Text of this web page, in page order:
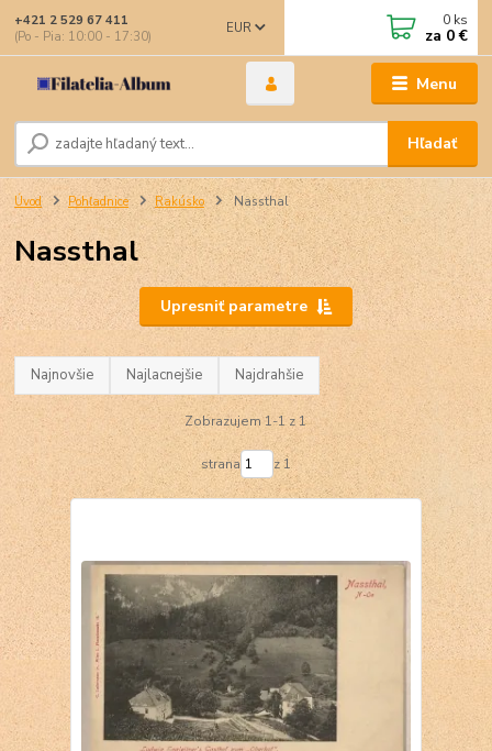
Menu
EUR
Hľadať
+421 2 529 67 411
(Po - Pia: 10:00 - 17:30)
0 ks
za 0 €
Úvod Pohľadnice Rakúsko Nassthal
Nassthal
Upresniť parametre
Najnovšie Najlacnejšie Najdrahšie
Zobrazujem 1-1 z 1
strana z 1